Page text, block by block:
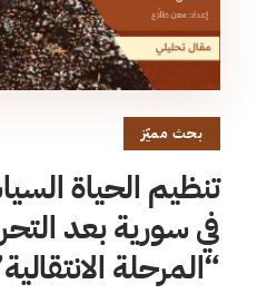
بحث مميّز
تنظيم الحياة
في سورية بعد
“المرحلة